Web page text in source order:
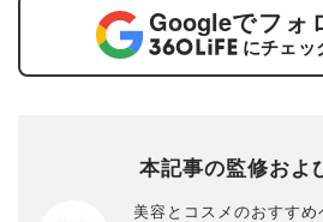
Googleでフォ
にチェッ
本記事の監修およ
美容とコスメのおすすめ